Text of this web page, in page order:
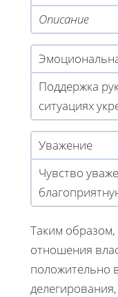
Описание
Поддержка
ситуациях
Уважение
Чувство
Таким
отношения
положительно